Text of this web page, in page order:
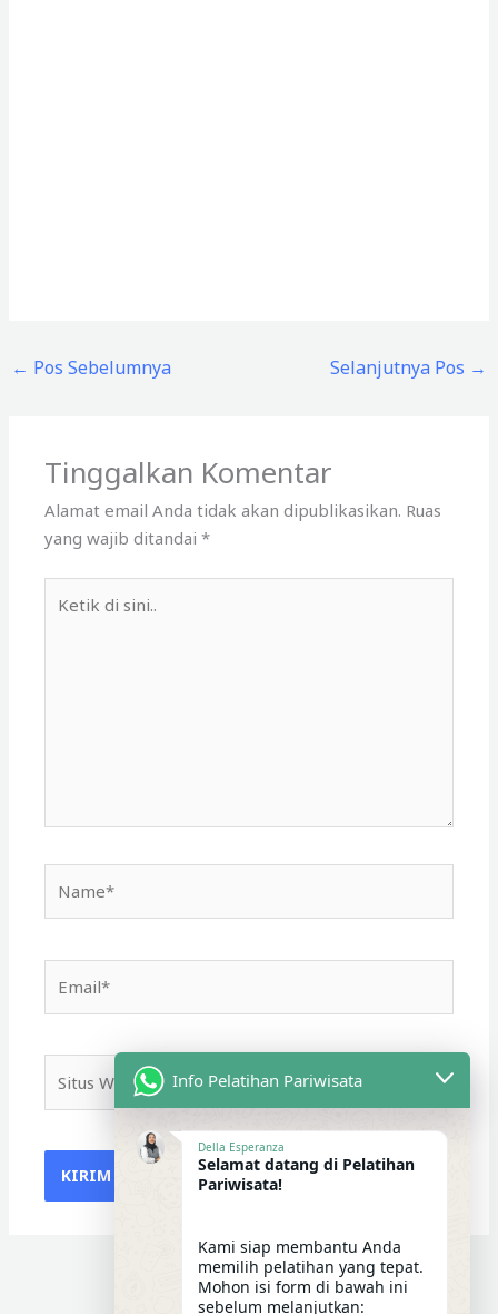
← Pos Sebelumnya Selanjutnya Pos →
Tinggalkan Komentar
Alamat email Anda tidak akan dipublikasikan. Ruas
yang wajib ditandai*
Web
Info Pelatihan Pariwisata
Della Esperanza
Selamat datang di Pelatihan
Pariwisata!
Kami siap membantu Anda
memilih pelatihan yang tepat.
Mohon isi form di bawah ini
sebelum melanjutkan: